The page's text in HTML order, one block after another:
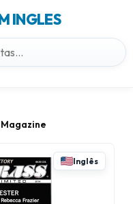
INGLES
Inglês